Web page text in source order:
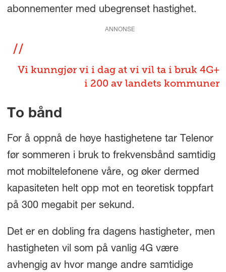
abonnementer med ubegrenset hastighet.
ANNONSE
Vi kunngjør vi i dag at vi vil ta i bruk 4G+
i 200 av landets kommuner
To bånd
For å oppnå de høye hastighetene tar Telenor
før sommeren i bruk to frekvensbånd samtidig
mot mobiltelefonene våre, og øker dermed
kapasiteten helt opp mot en teoretisk toppfart
på 300 megabit per sekund.
Det er en dobling fra dagens hastigheter, men
hastigheten vil som på vanlig 4G være
avhengig av hvor mange andre samtidige